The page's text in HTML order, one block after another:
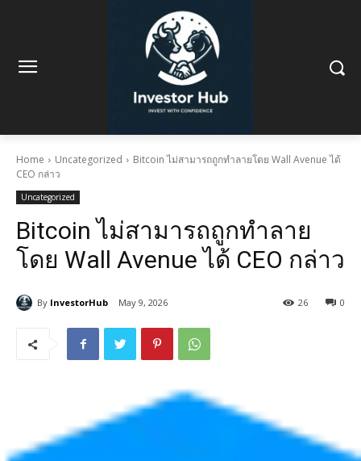
Home Uncategorized
Bitcoin ไม่สามารถถูกทำลายโดย Wall Avenue ได้
CEO กล่าว
Uncategorized
Bitcoin ไม่สามารถถูกทำลาย
โดย Wall Avenue ได้ CEO กล่าว
By InvestorHub May 9, 2026 0
26